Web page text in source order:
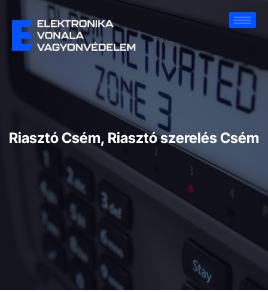
Riasztó Csém, Riasztó szerelés Csém